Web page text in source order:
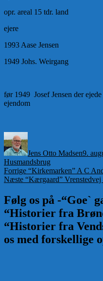
opr. areal 15 tdr. land
ejere
1993 Aase Jensen
1949 Johs. Weirgang
før 1949 Josef Jensen der
ejendom
Jens Otto Madsen9.
Husmandsbrug
Indlægsnavigation
Forrige Forrige
indlæg:
“Kirkemarken” A C
Næste Næste
“Kærgaard” Vrenstedvej
Følg os på -“Goe`
“Historier fra
“Historier fra
os med forskellige